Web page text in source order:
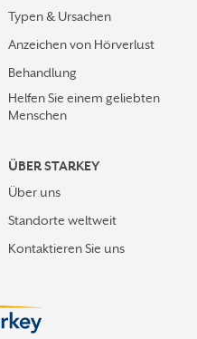
Typen & Ursachen
Anzeichen von Hörverlust
Behandlung
Helfen Sie einem geliebten
Menschen
ÜBER STARKEY
Über uns
Standorte weltweit
Kontaktieren Sie uns